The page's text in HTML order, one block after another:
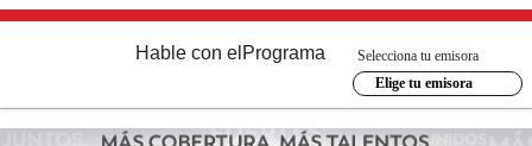
Hable con el Programa
Selecciona tu emisora
Elige tu emisora